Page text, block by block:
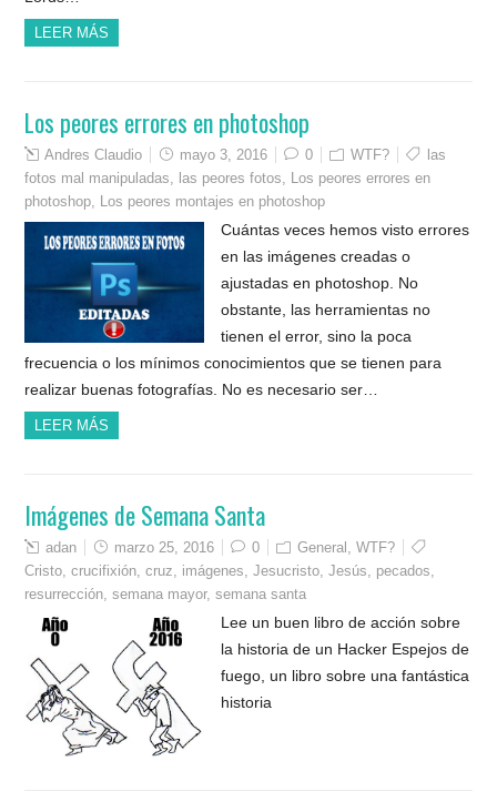
LEER MÁS
Los peores errores en photoshop
Andres Claudio mayo 3, 2016 0 WTF?
las
fotos mal manipuladas
las peores fotos
Los peores errores en
photoshop
Los peores montajes en photoshop
Cuántas veces hemos visto errores
en las imágenes creadas o
ajustadas en photoshop. No
obstante, las herramientas no
tienen el error, sino la poca
frecuencia o los mínimos conocimientos que se tienen para
realizar buenas fotografías. No es necesario ser…
LEER MÁS
Imágenes de Semana Santa
adan marzo 25, 2016 0 General ,WTF?
Cristo ,crucifixión ,cruz imágenes ,Jesucristo ,Jesús pecados
resurrección ,semana mayor,semana santa
Lee un buen libro de acción sobre
la historia de un Hacker Espejos de
fuego, un libro sobre una fantástica
historia